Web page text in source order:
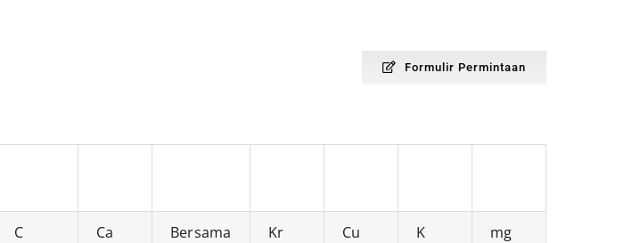
Formulir Permintaan
C Ca Bersama Kr Cu K mg